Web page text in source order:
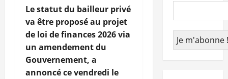
Le statut du bailleur privé
va être proposé au projet
de loi de finances 2026 via
un amendement du
Gouvernement, a
annoncé ce vendredi le